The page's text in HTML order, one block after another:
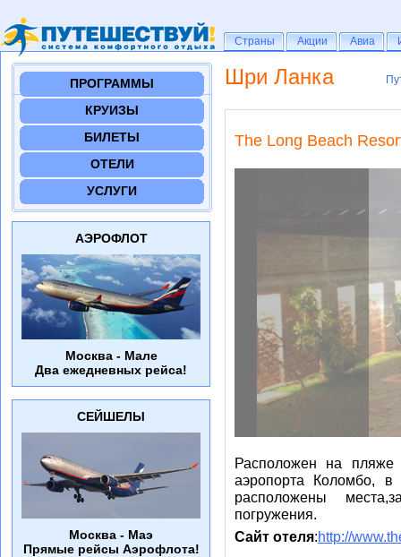
Шри Ланка
The Long Beach
Расположен на пляже
аэропорта Коломбо,
расположены
погружения.
Сайт отеля:http://
ПРОГРАММЫ
КРУИЗЫ
БИЛЕТЫ
ОТЕЛИ
УСЛУГИ
АЭРОФЛОТ
Москва - Мале
Два ежедневных рейса!
СЕЙШЕЛЫ
Москва - Маэ
Прямые рейсы Аэрофлота!
Страны
Страны Акции
Акции Авиа
Авиа